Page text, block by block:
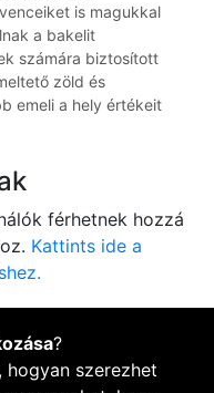
is magukkal
a bakelit
számára biztosított
zöld és
emeli a hely értékeit
férhetnek hozzá
Kattints ide a
?
hogyan szerezhet